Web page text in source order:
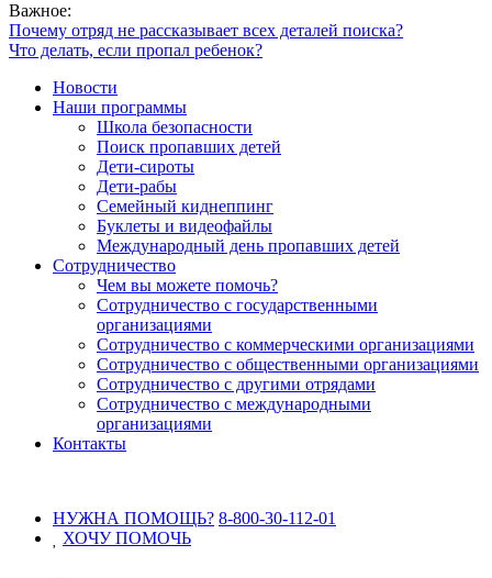
Важное:
Почему отряд не рассказывает всех деталей поиска?
Что делать, если пропал ребенок?
Новости
Наши программы
Школа безопасности
Поиск пропавших детей
Дети-сироты
Дети-рабы
Семейный киднеппинг
Буклеты и видеофайлы
Международный день пропавших детей
Сотрудничество
Чем вы можете помочь?
Сотрудничество с государственными
организациями
Сотрудничество с коммерческими организациями
Сотрудничество с общественными организациями
Сотрудничество с другими отрядами
Сотрудничество с международными
организациями
Контакты
НУЖНА ПОМОЩЬ? 8-800-30-112-01
ХОЧУПОМОЧЬ